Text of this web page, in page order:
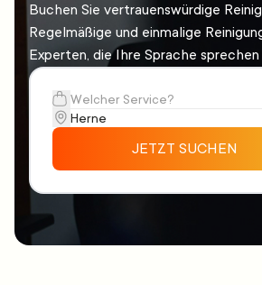
Buchen Sie vertrauenswürdige
Regelmäßige und einmalige
Experten, die Ihre Sprache
JETZT SUCHEN